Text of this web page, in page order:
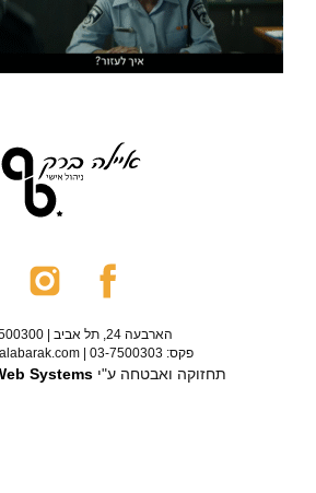
הארבעה 24, תל אביב | 03-7500300
פקס: 03-7500303 | info@ayalabarak.com
תחזוקה ואבטחה ע"יSystems